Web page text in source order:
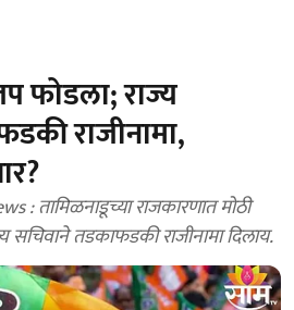
फोडला; राज्य
राजीनामा,
मोठी
तडकाफडकी राजीनामा दिलाय.